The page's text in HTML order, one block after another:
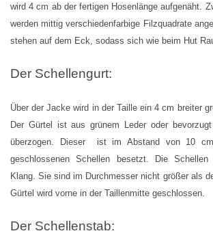
wird 4 cm ab der fertigen Hosenlänge aufgenäht.
werden mittig verschiedenfarbige Filzquadrate
stehen auf dem Eck, sodass sich wie beim Hut
Der Schellengurt:
Über der Jacke wird in der Taille ein 4 cm breiter
Der Gürtel ist aus grünem Leder oder
überzogen. Dieser ist im Abstand von 10 cm
geschlossenen Schellen besetzt. Die
Klang. Sie sind im Durchmesser nicht größer als
Gürtel wird vorne in der Taillenmitte geschlossen.
Der Schellenstab: